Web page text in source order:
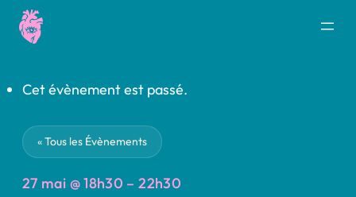
« Tous les Évènements
Cet évènement est passé.
27 mai @ 18h30 –22h30